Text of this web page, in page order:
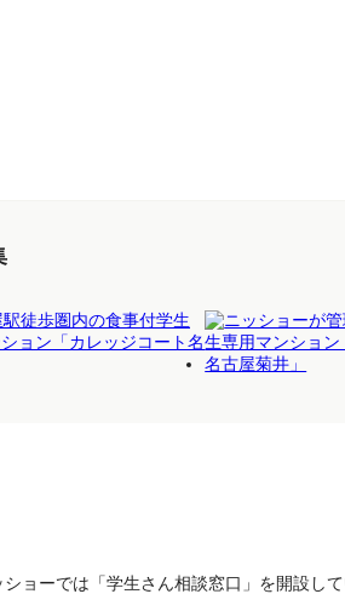
ーでは「学生さん相談窓口」を開設して